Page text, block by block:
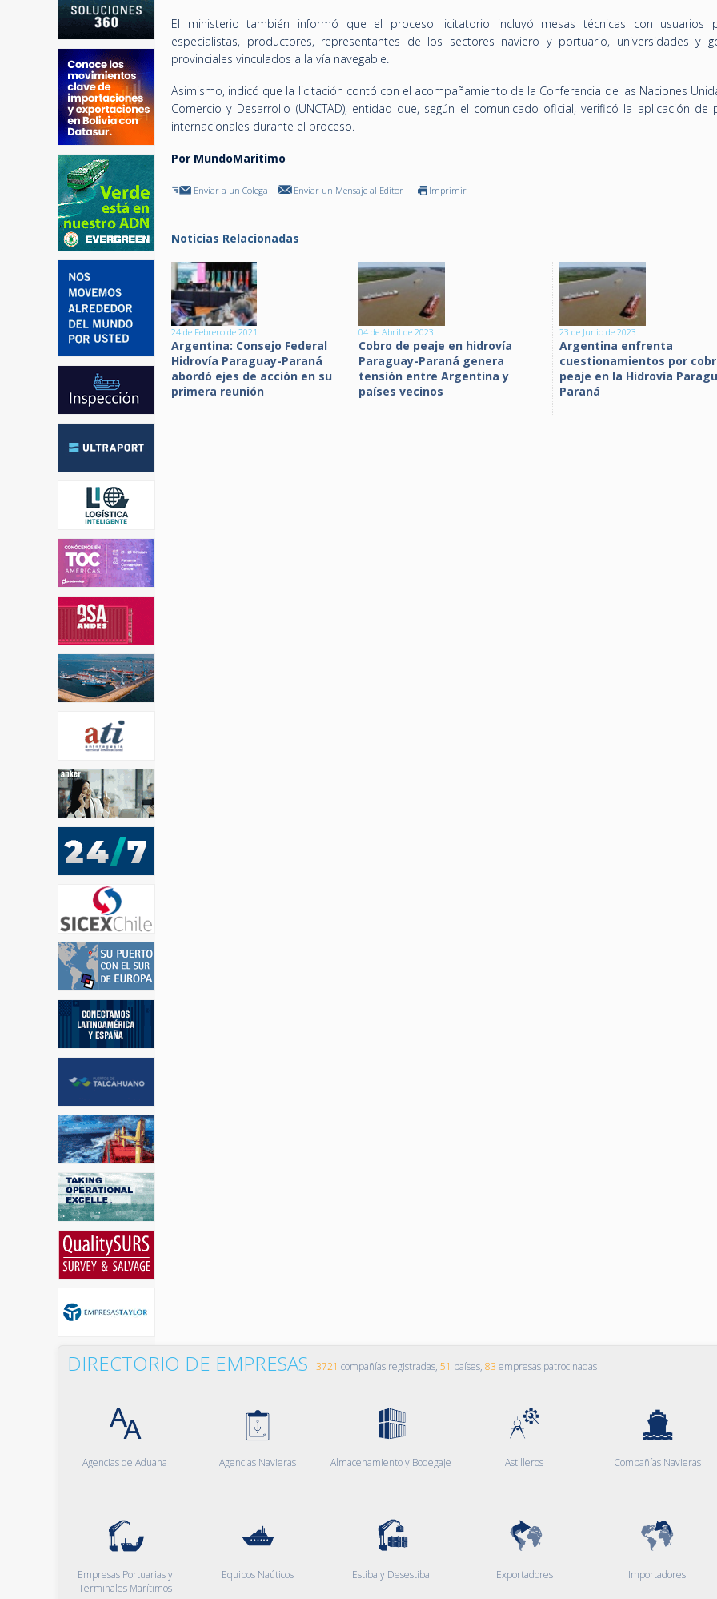
El ministerio también informó que el proceso licitatorio incluyó mesas técnicas con usuarios
especialistas, productores, representantes de los sectores naviero y portuario, universidades y
provinciales vinculados a la vía navegable.
Asimismo, indicó que la licitación contó con el acompañamiento de la Conferencia de las Naciones
Comercio y Desarrollo (UNCTAD), entidad que, según el comunicado oficial, verificó la aplicación de
internacionales durante el proceso.
Por MundoMaritimo
Enviar a un Colega Enviar un Mensaje al Editor Imprimir
Noticias Relacionadas
24 de Febrero de 2021
Argentina: Consejo Federal
Hidrovía Paraguay-Paraná
abordó ejes de acción en su
primera reunión
04 de Abril de 2023
Cobro de peaje en hidrovía
Paraguay-Paraná genera
tensión entre Argentina y
países vecinos
23 de Junio de 2023
Argentina enfrenta
cuestionamientos por
peaje en la Hidrovía
Paraná
DIRECTORIO DE EMPRESAS 3721 compañías registradas, 51 países, 83 empresas patrocinadas
Agencias de Aduana Agencias Navieras Almacenamiento y Bodegaje Astilleros Compañías Navieras
Empresas Portuarias y
Terminales Marítimos
Equipos Naúticos Estiba y Desestiba Exportadores Importadores